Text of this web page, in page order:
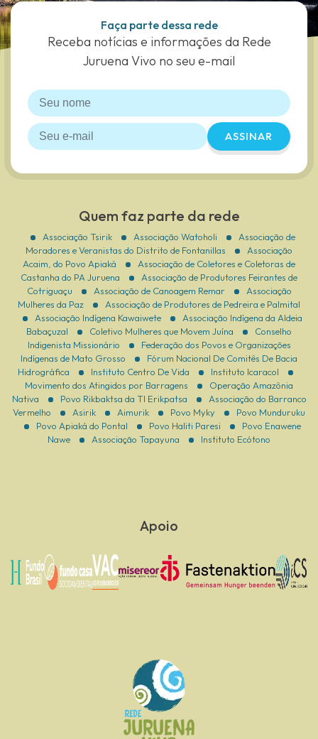
Faça parte dessa rede
Receba notícias e informações da Rede
Juruena Vivo no seu e-mail
ASSINAR
Quem faz parte da rede
Associação Tsirik Associação Watoholi
Associação de
Moradores e Veranistas do Distrito de Fontanillas
Associação
Acaim, do Povo Apiaká
Associação de Coletores e Coletoras de
Castanha do PA Juruena
Associação de Produtores Feirantes de
Cotriguaçu
Associação de Canoagem Remar
Associação
Mulheres da Paz
Associação de Produtores de Pedreira e Palmital
Associação Indígena Kawaiwete
Associação Indígena da Aldeia
Babaçuzal
Coletivo Mulheres que Movem Juína
Conselho
Indigenista Missionário
Federação dos Povos e Organizações
Indígenas de Mato Grosso
Fórum Nacional De Comitês De Bacia
Hidrográfica
Instituto Centro De Vida
Instituto Icaracol
Movimento dos Atingidos por Barragens
Operação Amazônia
Nativa
Povo Rikbaktsa da TI Erikpatsa
Associação do Barranco
Vermelho
Asirik Aimurik Povo Myky
Povo Munduruku
Povo Apiaká do Pontal
Povo Haliti Paresi
Povo Enawene
Nawe
Associação Tapayuna Instituto Ecótono
Apoio